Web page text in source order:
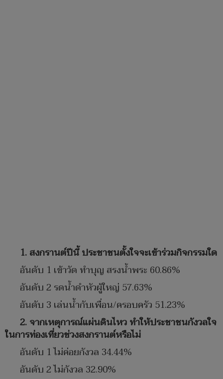
1. สงกรานต์ปีนี้ ประชาชนตั้งใจจะเข้าร่วมกิจกรรมใด
อันดับ 1 เข้าวัด ทำบุญ สรงน้ำพระ 60.86%
อันดับ 2 รดน้ำดำหัวผู้ใหญ่ 57.63%
อันดับ 3 เล่นน้ำกับเพื่อน/ครอบครัว 51.23%
2. จากเหตุการณ์แผ่นดินไหว ทำให้ประชาชนกังวลใจ
ในการท่องเที่ยวช่วงสงกรานต์หรือไม่
อันดับ 1 ไม่ค่อยกังวล 34.44%
อันดับ 2 ไม่กังวล 32.90%